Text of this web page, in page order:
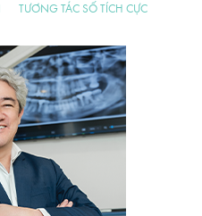
TƯƠNG TÁC SỐ TÍCH CỰC